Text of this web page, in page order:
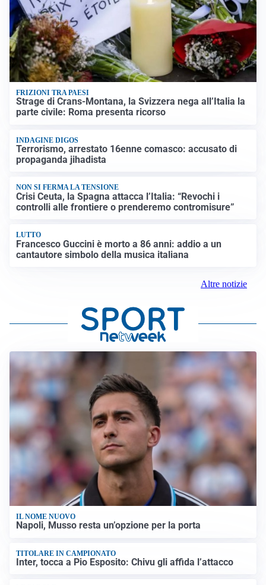
FRIZIONI TRA PAESI
Strage di Crans-Montana, la Svizzera nega all’Italia la
parte civile: Roma presenta ricorso
INDAGINE DIGOS
Terrorismo, arrestato 16enne comasco: accusato di
propaganda jihadista
NON SI FERMA LA TENSIONE
Crisi Ceuta, la Spagna attacca l’Italia: “Revochi i
controlli alle frontiere o prenderemo contromisure”
LUTTO
Francesco Guccini è morto a 86 anni: addio a un
cantautore simbolo della musica italiana
Altre notizie
IL NOME NUOVO
Napoli, Musso resta un’opzione per la porta
TITOLARE IN CAMPIONATO
Inter, tocca a Pio Esposito: Chivu gli affida l’attacco